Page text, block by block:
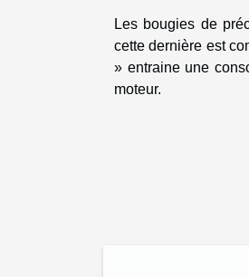
Les bougies de
cette dernière est
» entraine une
moteur.